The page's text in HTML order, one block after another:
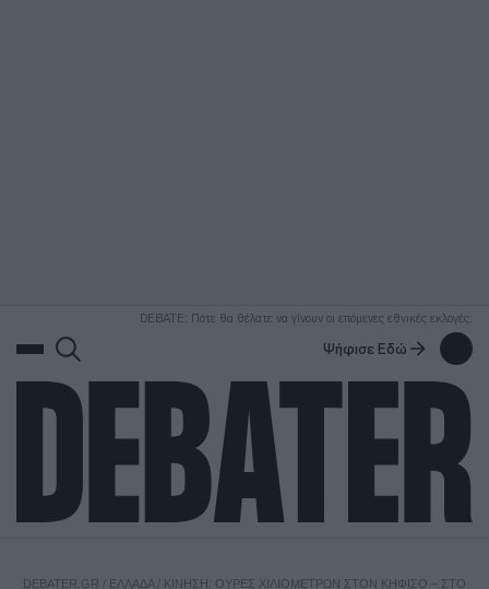
DEBATE: Πότε θα θέλατε να γίνουν οι επόμενες εθνικές εκλογές;
Ψήφισε Εδώ
DEBATER.GR / ΕΛΛΑΔΑ/ ΚΊΝΗΣΗ: ΟΥΡΈΣ ΧΙΛΙΟΜΈΤΡΩΝ ΣΤΟΝ ΚΗΦΙΣΌ – ΣΤΟ